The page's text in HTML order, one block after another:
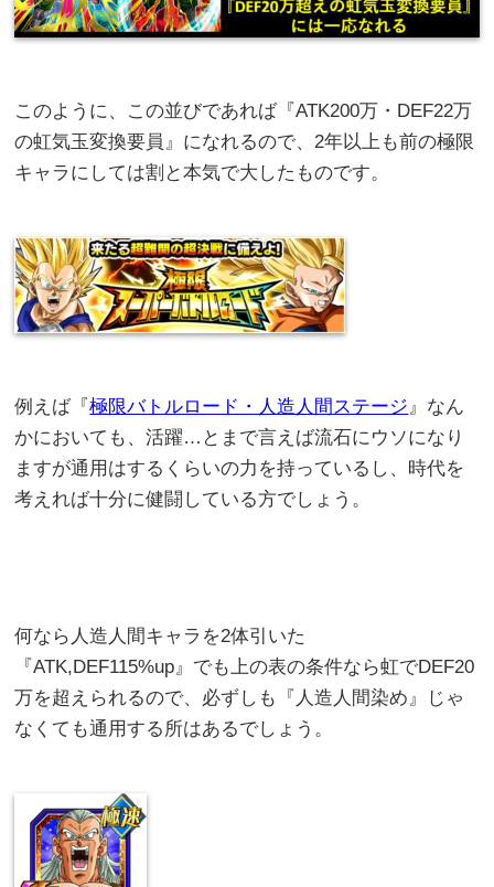
このように、この並びであれば『ATK200万・DEF22万
の虹気玉変換要員』になれるので、2年以上も前の極限
キャラにしては割と本気で大したものです。
例えば『極限バトルロード・人造人間ステージ』なん
かにおいても、活躍…とまで言えば流石にウソになり
ますが通用はするくらいの力を持っているし、時代を
考えれば十分に健闘している方でしょう。
何なら人造人間キャラを2体引いた
『ATK,DEF115%up』でも上の表の条件なら虹でDEF20
万を超えられるので、必ずしも『人造人間染め』じゃ
なくても通用する所はあるでしょう。